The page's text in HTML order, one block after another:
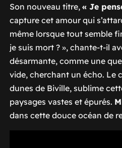
Son nouveau titre, « Je
capture cet amour qui
même lorsque tout semble
je suis mort ? », chante-t-il
désarmante, comme une
vide, cherchant un écho. Le
dunes de Biville, sublime
paysages vastes et épurés.
dans cette douce océan de